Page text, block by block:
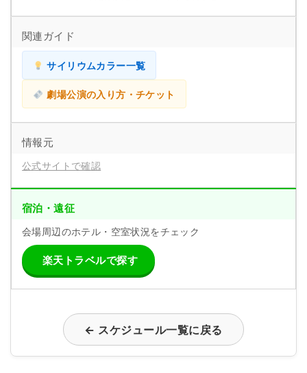
関連ガイド
サイリウムカラー一覧
劇場公演の入り方・チケット
情報元
公式サイトで確認
宿泊・遠征
会場周辺のホテル・空室状況をチェック
楽天トラベルで探す
← スケジュール一覧に戻る